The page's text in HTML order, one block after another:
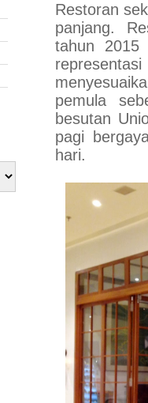
Restoran
panjang.
tahun 2015
pemula
besutan
pagi
hari.